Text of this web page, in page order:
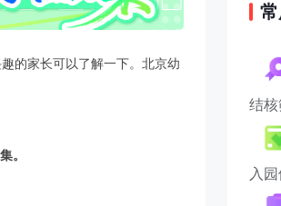
的家长可以了解一下。北京幼
。
结
入